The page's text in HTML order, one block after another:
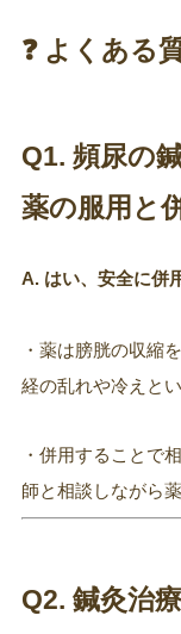
❓ よくある
Q1. 頻尿の
薬の服用と
A. はい、安全に併
・薬は膀胱の収縮
経の乱れや冷えと
・併用することで
師と相談しながら
Q2. 鍼灸治